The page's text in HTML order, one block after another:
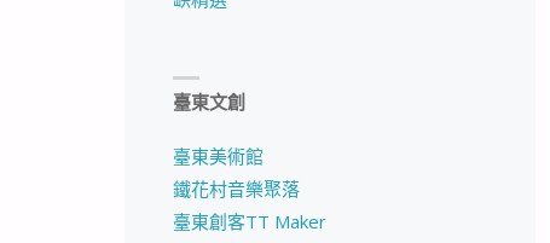
臺東文創
臺東美術館
鐵花村音樂聚落
臺東創客TT Maker